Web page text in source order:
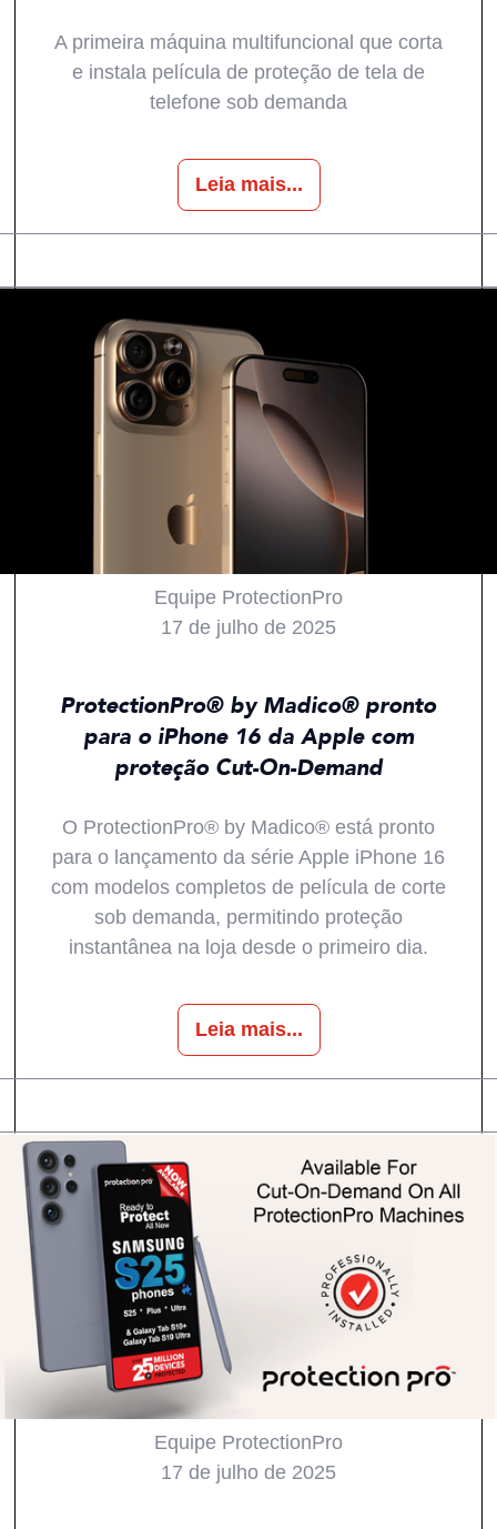
A primeira máquina multifuncional que corta
e instala película de proteção de tela de
telefone sob demanda
Leia mais...
Equipe ProtectionPro
17 de julho de 2025
ProtectionPro® by Madico® pronto
para o iPhone 16 da Apple com
proteção Cut-On-Demand
O ProtectionPro® by Madico® está pronto
para o lançamento da série Apple iPhone 16
com modelos completos de película de corte
sob demanda, permitindo proteção
instantânea na loja desde o primeiro dia.
Leia mais...
Equipe ProtectionPro
17 de julho de 2025